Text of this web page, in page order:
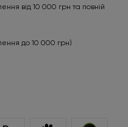
від 10 000 грн та повній
до 10 000 грн)